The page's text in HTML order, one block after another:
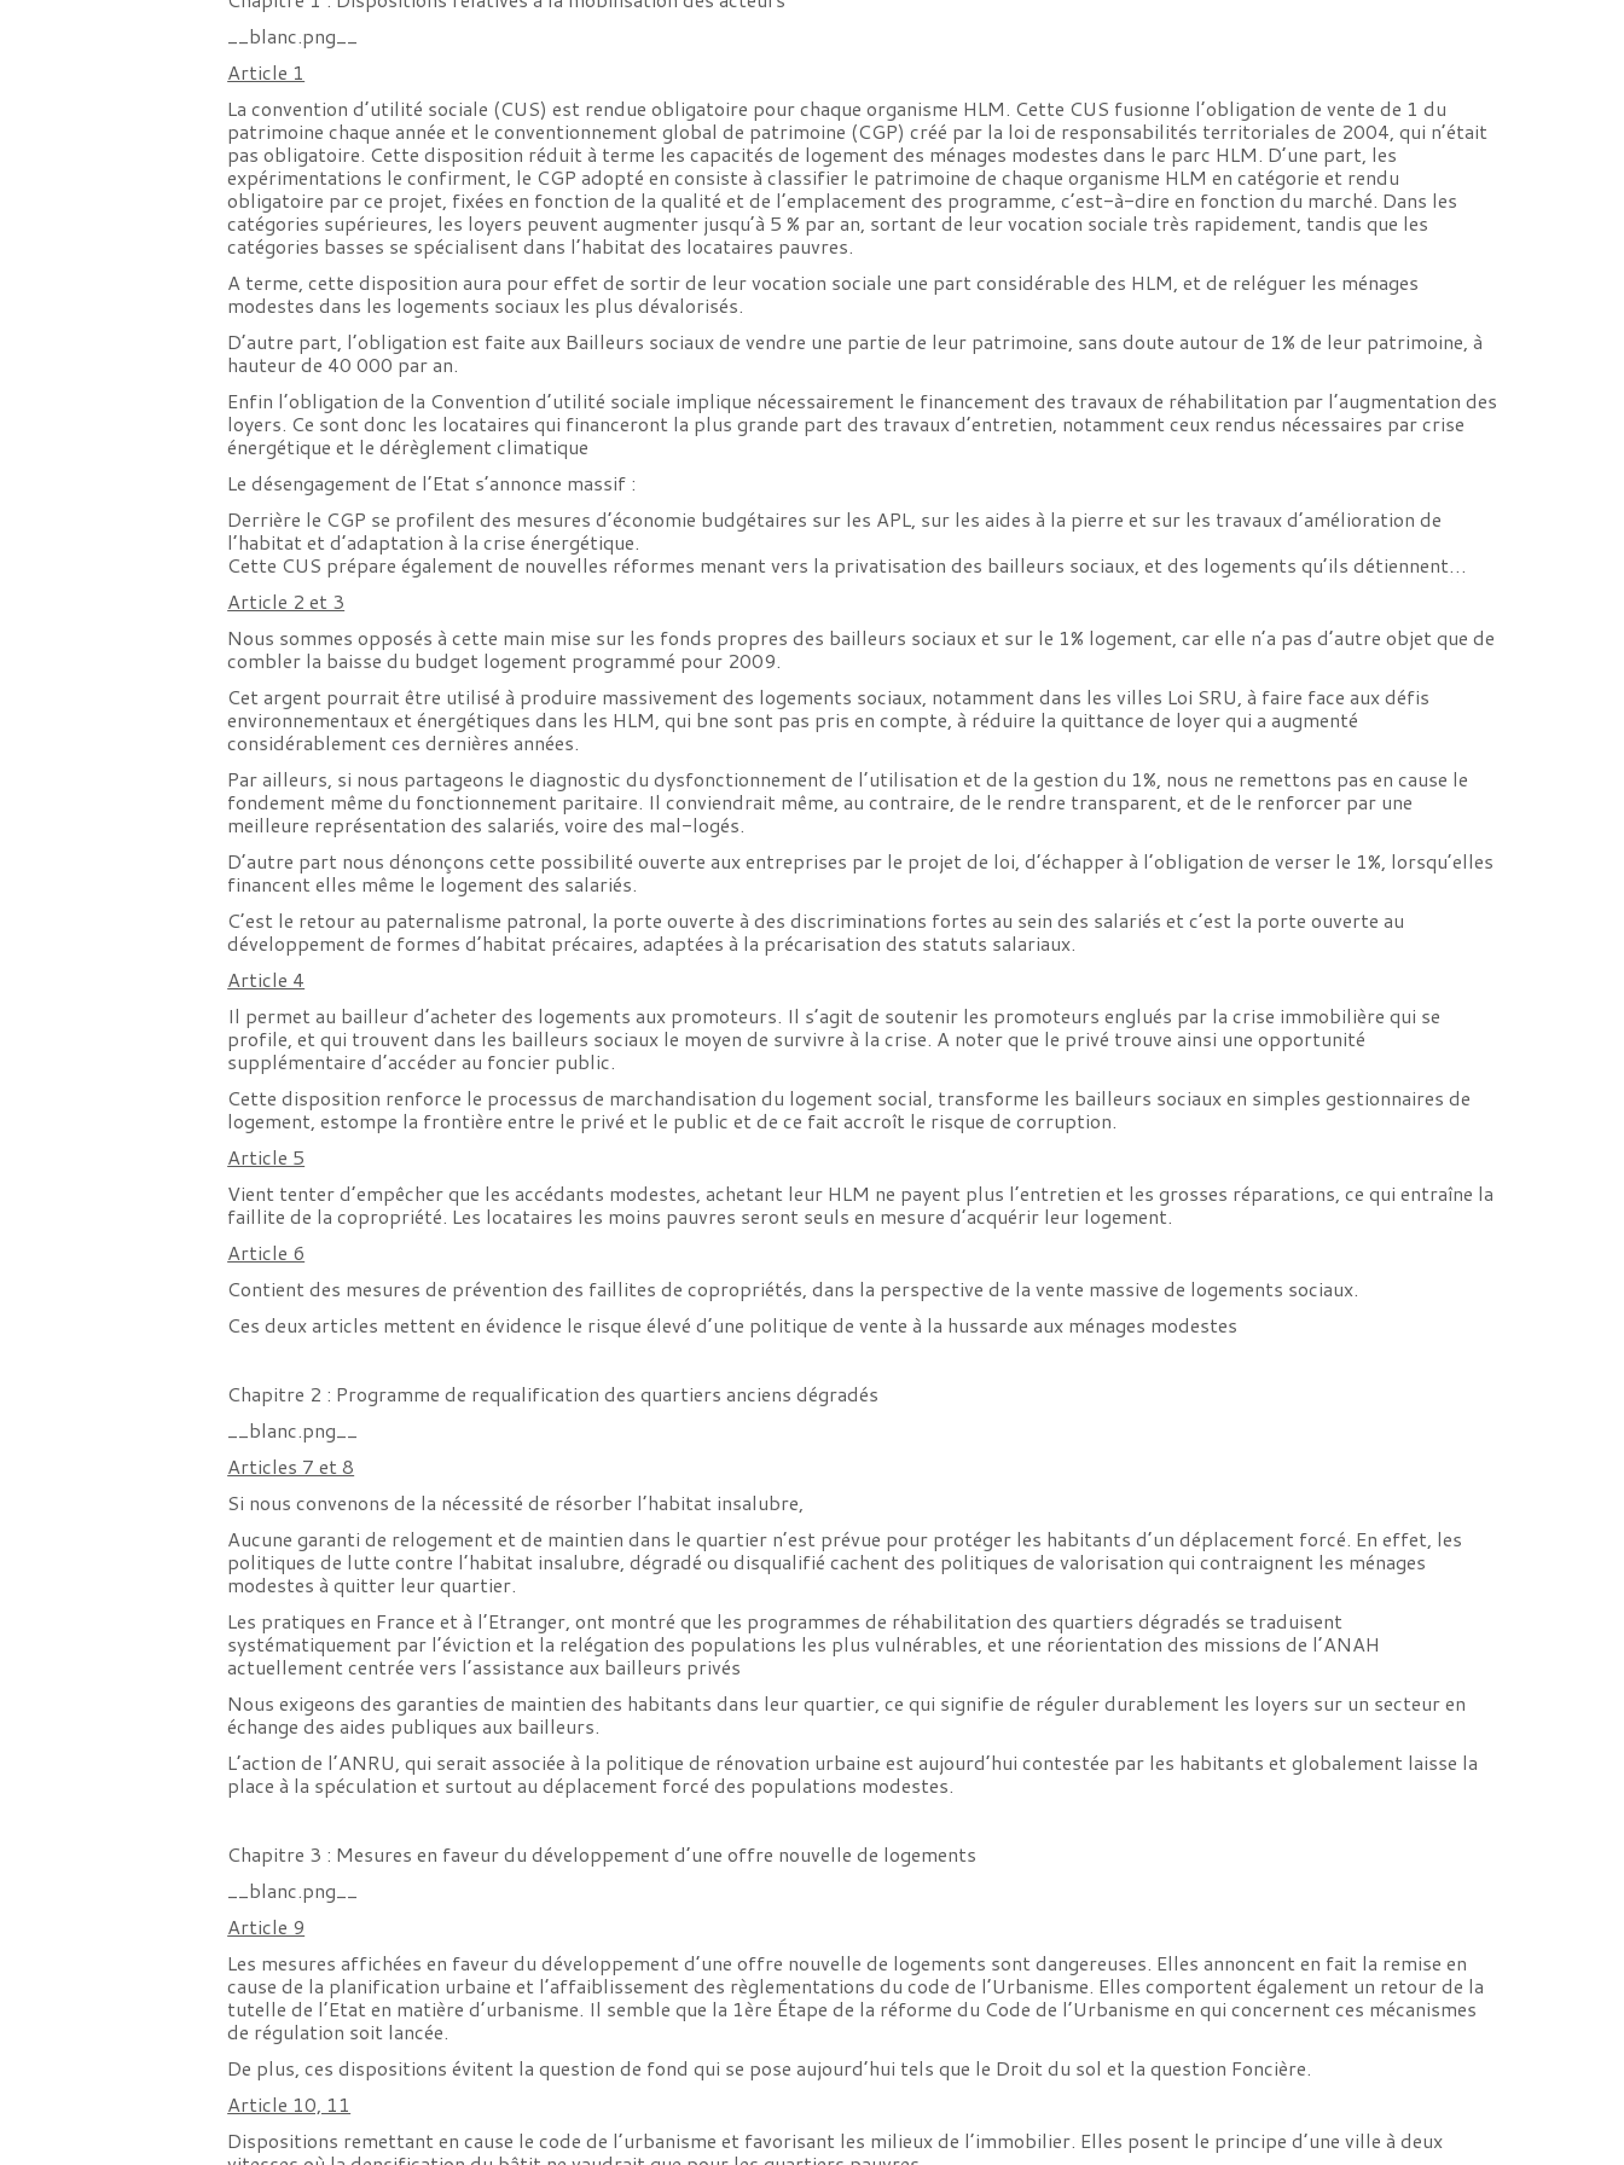
__blanc.png__
Article 1
La convention d’utilité sociale (CUS) est rendue obligatoire pour chaque organisme HLM. Cette CUS fusionne l’obligation de vente de 1 du
patrimoine chaque année et le conventionnement global de patrimoine (CGP) créé par la loi de responsabilités territoriales de 2004, qui n’était
pas obligatoire. Cette disposition réduit à terme les capacités de logement des ménages modestes dans le parc HLM. D’une part, les
expérimentations le confirment, le CGP adopté en consiste à classifier le patrimoine de chaque organisme HLM en catégorie et rendu
obligatoire par ce projet, fixées en fonction de la qualité et de l’emplacement des programme, c’est-à-dire en fonction du marché. Dans les
catégories supérieures, les loyers peuvent augmenter jusqu’à 5 % par an, sortant de leur vocation sociale très rapidement, tandis que les
catégories basses se spécialisent dans l’habitat des locataires pauvres.
A terme, cette disposition aura pour effet de sortir de leur vocation sociale une part considérable des HLM, et de reléguer les ménages
modestes dans les logements sociaux les plus dévalorisés.
D’autre part, l’obligation est faite aux Bailleurs sociaux de vendre une partie de leur patrimoine, sans doute autour de 1% de leur patrimoine, à
hauteur de 40 000 par an.
Enfin l’obligation de la Convention d’utilité sociale implique nécessairement le financement des travaux de réhabilitation par l’augmentation des
loyers. Ce sont donc les locataires qui financeront la plus grande part des travaux d’entretien, notamment ceux rendus nécessaires par crise
énergétique et le dérèglement climatique
Le désengagement de l’Etat s’annonce massif :
Derrière le CGP se profilent des mesures d’économie budgétaires sur les APL, sur les aides à la pierre et sur les travaux d’amélioration de
l’habitat et d’adaptation à la crise énergétique.
Cette CUS prépare également de nouvelles réformes menant vers la privatisation des bailleurs sociaux, et des logements qu’ils détiennent…
Article 2 et 3
Nous sommes opposés à cette main mise sur les fonds propres des bailleurs sociaux et sur le 1% logement, car elle n’a pas d’autre objet que de
combler la baisse du budget logement programmé pour 2009.
Cet argent pourrait être utilisé à produire massivement des logements sociaux, notamment dans les villes Loi SRU, à faire face aux défis
environnementaux et énergétiques dans les HLM, qui bne sont pas pris en compte, à réduire la quittance de loyer qui a augmenté
considérablement ces dernières années.
Par ailleurs, si nous partageons le diagnostic du dysfonctionnement de l’utilisation et de la gestion du 1%, nous ne remettons pas en cause le
fondement même du fonctionnement paritaire. Il conviendrait même, au contraire, de le rendre transparent, et de le renforcer par une
meilleure représentation des salariés, voire des mal-logés.
D’autre part nous dénonçons cette possibilité ouverte aux entreprises par le projet de loi, d’échapper à l’obligation de verser le 1%, lorsqu’elles
financent elles même le logement des salariés.
C’est le retour au paternalisme patronal, la porte ouverte à des discriminations fortes au sein des salariés et c’est la porte ouverte au
développement de formes d’habitat précaires, adaptées à la précarisation des statuts salariaux.
Article 4
Il permet au bailleur d’acheter des logements aux promoteurs. Il s’agit de soutenir les promoteurs englués par la crise immobilière qui se
profile, et qui trouvent dans les bailleurs sociaux le moyen de survivre à la crise. A noter que le privé trouve ainsi une opportunité
supplémentaire d’accéder au foncier public.
Cette disposition renforce le processus de marchandisation du logement social, transforme les bailleurs sociaux en simples gestionnaires de
logement, estompe la frontière entre le privé et le public et de ce fait accroît le risque de corruption.
Article 5
Vient tenter d’empêcher que les accédants modestes, achetant leur HLM ne payent plus l’entretien et les grosses réparations, ce qui entraîne la
faillite de la copropriété. Les locataires les moins pauvres seront seuls en mesure d’acquérir leur logement.
Article 6
Contient des mesures de prévention des faillites de copropriétés, dans la perspective de la vente massive de logements sociaux.
Ces deux articles mettent en évidence le risque élevé d’une politique de vente à la hussarde aux ménages modestes
Chapitre 2 : Programme de requalification des quartiers anciens dégradés
__blanc.png__
Articles 7 et 8
Si nous convenons de la nécessité de résorber l’habitat insalubre,
Aucune garanti de relogement et de maintien dans le quartier n’est prévue pour protéger les habitants d’un déplacement forcé. En effet, les
politiques de lutte contre l’habitat insalubre, dégradé ou disqualifié cachent des politiques de valorisation qui contraignent les ménages
modestes à quitter leur quartier.
Les pratiques en France et à l’Etranger, ont montré que les programmes de réhabilitation des quartiers dégradés se traduisent
systématiquement par l’éviction et la relégation des populations les plus vulnérables, et une réorientation des missions de l’ANAH
actuellement centrée vers l’assistance aux bailleurs privés
Nous exigeons des garanties de maintien des habitants dans leur quartier, ce qui signifie de réguler durablement les loyers sur un secteur en
échange des aides publiques aux bailleurs.
L’action de l’ANRU, qui serait associée à la politique de rénovation urbaine est aujourd’hui contestée par les habitants et globalement laisse la
place à la spéculation et surtout au déplacement forcé des populations modestes.
Chapitre 3 : Mesures en faveur du développement d’une offre nouvelle de logements
__blanc.png__
Article 9
Les mesures affichées en faveur du développement d’une offre nouvelle de logements sont dangereuses. Elles annoncent en fait la remise en
cause de la planification urbaine et l’affaiblissement des règlementations du code de l’Urbanisme. Elles comportent également un retour de la
tutelle de l’Etat en matière d’urbanisme. Il semble que la 1ère Étape de la réforme du Code de l’Urbanisme en qui concernent ces mécanismes
de régulation soit lancée.
De plus, ces dispositions évitent la question de fond qui se pose aujourd’hui tels que le Droit du sol et la question Foncière.
Article 10, 11
Dispositions remettant en cause le code de l’urbanisme et favorisant les milieux de l’immobilier. Elles posent le principe d’une ville à deux